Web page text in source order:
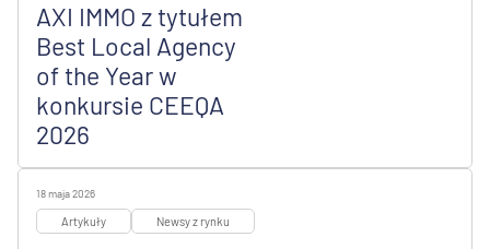
AXI IMMO z tytułem
Best Local Agency
of the Year w
konkursie CEEQA
2026
18 maja 2026
Artykuły Newsy z rynku